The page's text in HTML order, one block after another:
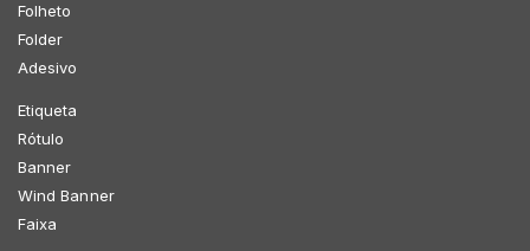
Folheto
Folder
Adesivo
Etiqueta
Rótulo
Banner
Wind Banner
Faixa